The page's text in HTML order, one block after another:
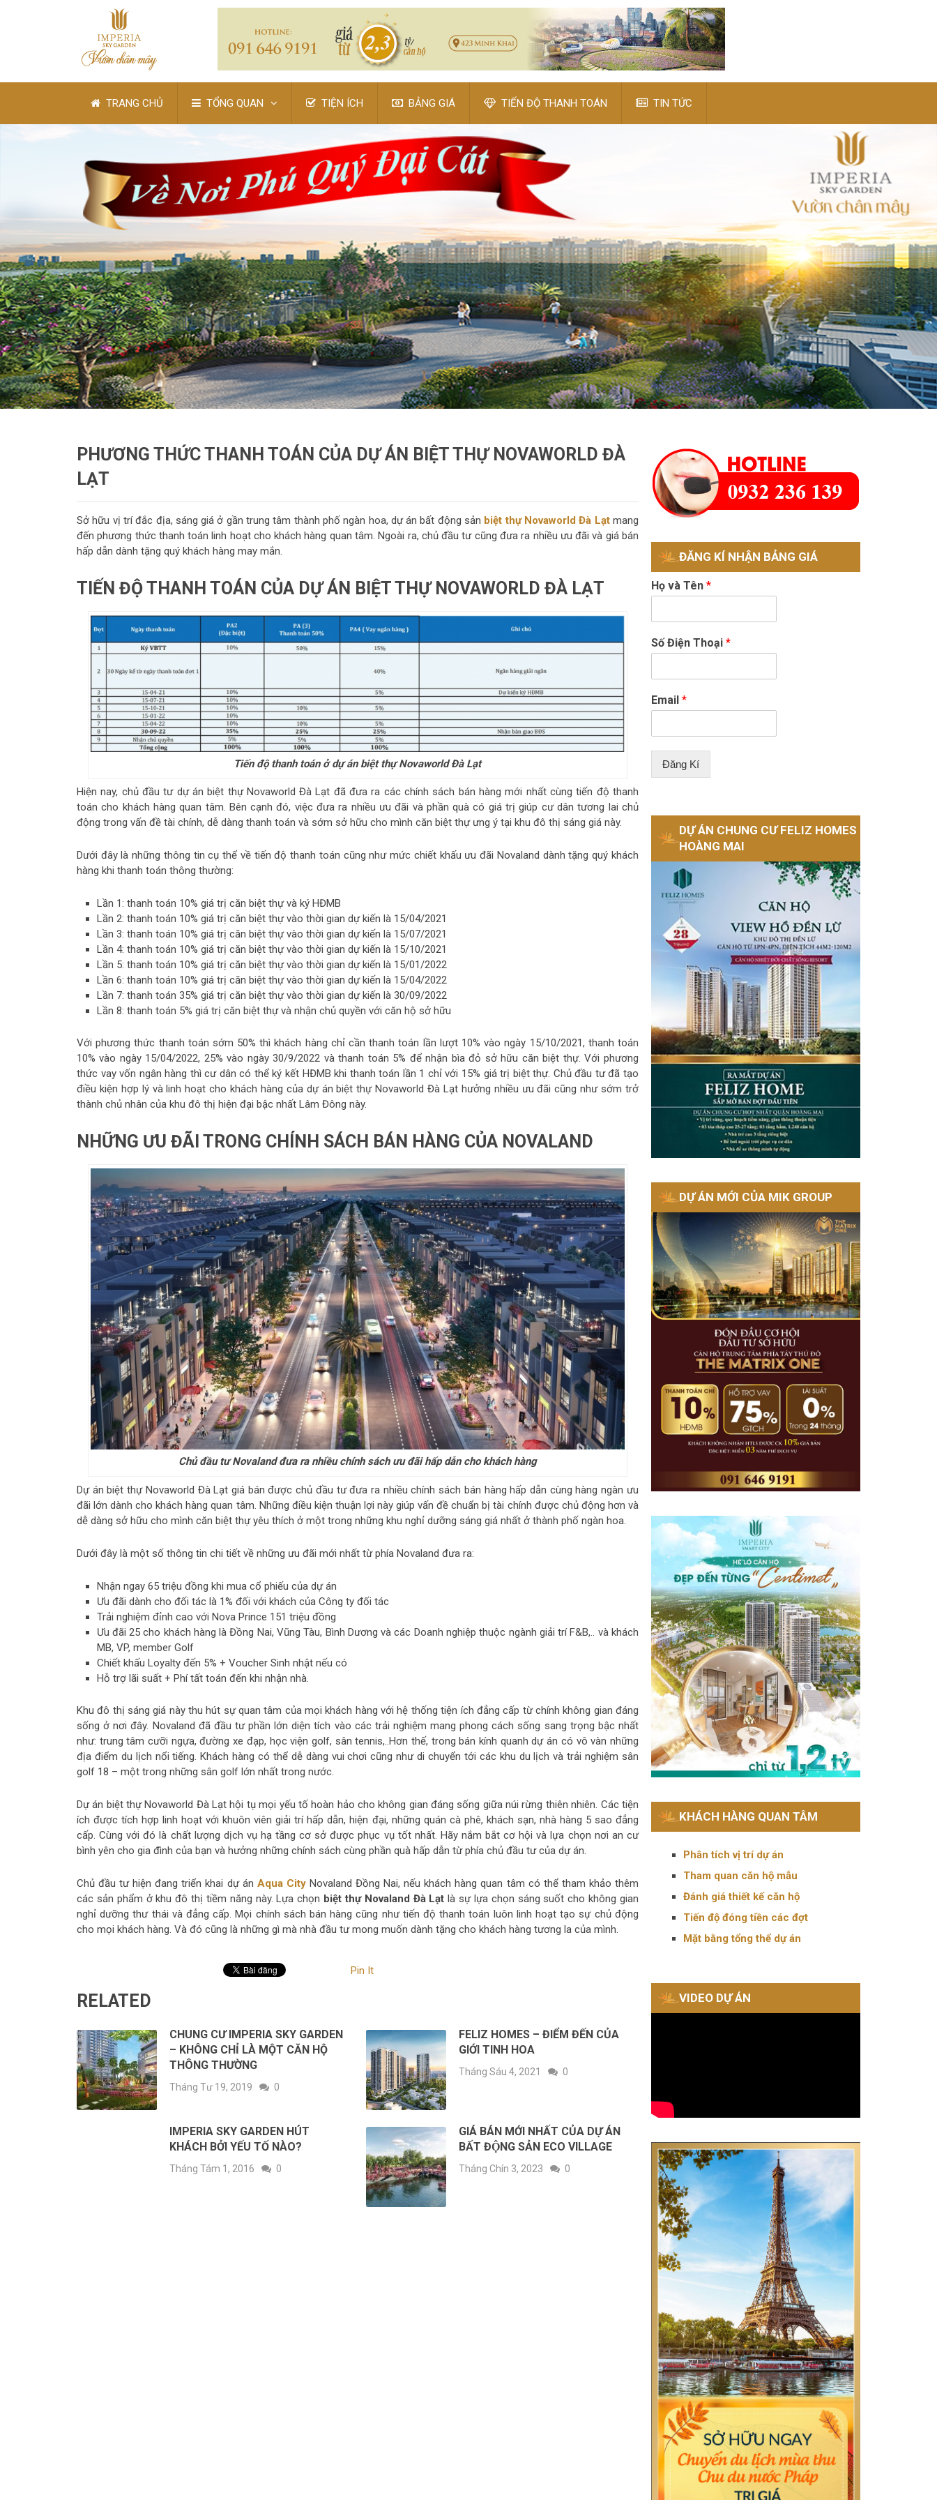
TRANG CHỦ TỔNG QUAN TIỆN ÍCH BẢNG GIÁ TIẾN ĐỘ THANH TOÁN TIN TỨC
PHƯƠNG THỨC THANH TOÁN CỦA DỰ ÁN BIỆT THỰ NOVAWORLD ĐÀ
LẠT
Sở hữu vị trí đắc địa, sáng giá ở gần trung tâm thành phố ngàn hoa, dự án bất động sản biệt thự Novaworld Đà Lạtmang
đến phương thức thanh toán linh hoạt cho khách hàng quan tâm. Ngoài ra, chủ đầu tư cũng đưa ra nhiều ưu đãi và giá bán
hấp dẫn dành tặng quý khách hàng may mắn.
TIẾN ĐỘ THANH TOÁN CỦA DỰ ÁN BIỆT THỰ NOVAWORLD ĐÀ LẠT
Tiến độ thanh toán ở dự án biệt thự Novaworld Đà Lạt
Hiện nay, chủ đầu tư dự án biệt thự Novaworld Đà Lạt đã đưa ra các chính sách bán hàng mới nhất cùng tiến độ thanh
toán cho khách hàng quan tâm. Bên cạnh đó, việc đưa ra nhiều ưu đãi và phần quà có giá trị giúp cư dân tương lai chủ
động trong vấn đề tài chính, dễ dàng thanh toán và sớm sở hữu cho mình căn biệt thự ưng ý tại khu đô thị sáng giá này.
Dưới đây là những thông tin cụ thể về tiến độ thanh toán cũng như mức chiết khấu ưu đãi Novaland dành tặng quý khách
hàng khi thanh toán thông thường:
Lần 1: thanh toán 10% giá trị căn biệt thự và ký HĐMB
Lần 2: thanh toán 10% giá trị căn biệt thự vào thời gian dự kiến là 15/04/2021
Lần 3: thanh toán 10% giá trị căn biệt thự vào thời gian dự kiến là 15/07/2021
Lần 4: thanh toán 10% giá trị căn biệt thự vào thời gian dự kiến là 15/10/2021
Lần 5: thanh toán 10% giá trị căn biệt thự vào thời gian dự kiến là 15/01/2022
Lần 6: thanh toán 10% giá trị căn biệt thự vào thời gian dự kiến là 15/04/2022
Lần 7: thanh toán 35% giá trị căn biệt thự vào thời gian dự kiến là 30/09/2022
Lần 8: thanh toán 5% giá trị căn biệt thự và nhận chủ quyền với căn hộ sở hữu
Với phương thức thanh toán sớm 50% thì khách hàng chỉ cần thanh toán lần lượt 10% vào ngày 15/10/2021, thanh toán
10% vào ngày 15/04/2022, 25% vào ngày 30/9/2022 và thanh toán 5% để nhận bìa đỏ sở hữu căn biệt thự. Với phương
thức vay vốn ngân hàng thì cư dân có thể ký kết HĐMB khi thanh toán lần 1 chỉ với 15% giá trị biệt thự. Chủ đầu tư đã tạo
điều kiện hợp lý và linh hoạt cho khách hàng của dự án biệt thự Novaworld Đà Lạt hưởng nhiều ưu đãi cũng như sớm trở
thành chủ nhân của khu đô thị hiện đại bậc nhất Lâm Đông này.
NHỮNG ƯU ĐÃI TRONG CHÍNH SÁCH BÁN HÀNG CỦA NOVALAND
Chủ đầu tư Novaland đưa ra nhiều chính sách ưu đãi hấp dẫn cho khách hàng
Dự án biệt thự Novaworld Đà Lạt giá bán được chủ đầu tư đưa ra nhiều chính sách bán hàng hấp dẫn cùng hàng ngàn ưu
đãi lớn dành cho khách hàng quan tâm. Những điều kiện thuận lợi này giúp vấn đề chuẩn bị tài chính được chủ động hơn và
dễ dàng sở hữu cho mình căn biệt thự yêu thích ở một trong những khu nghỉ dưỡng sáng giá nhất ở thành phố ngàn hoa.
Dưới đây là một số thông tin chi tiết về những ưu đãi mới nhất từ phía Novaland đưa ra:
Nhận ngay 65 triệu đồng khi mua cổ phiếu của dự án
Ưu đãi dành cho đối tác là 1% đối với khách của Công ty đối tác
Trải nghiệm đỉnh cao với Nova Prince 151 triệu đồng
Ưu đãi 25 cho khách hàng là Đồng Nai, Vũng Tàu, Bình Dương và các Doanh nghiệp thuộc ngành giải trí F&B,.. và khách
MB, VP, member Golf
Chiết khấu Loyalty đến 5% + Voucher Sinh nhật nếu có
Hỗ trợ lãi suất + Phí tất toán đến khi nhận nhà.
Khu đô thị sáng giá này thu hút sự quan tâm của mọi khách hàng với hệ thống tiện ích đẳng cấp từ chính không gian đáng
sống ở nơi đây. Novaland đã đầu tư phần lớn diện tích vào các trải nghiệm mang phong cách sống sang trọng bậc nhất
như: trung tâm cưỡi ngựa, đường xe đạp, học viện golf, sân tennis,..Hơn thế, trong bán kính quanh dự án có vô vàn những
địa điểm du lịch nổi tiếng. Khách hàng có thể dễ dàng vui chơi cũng như di chuyển tới các khu du lịch và trải nghiệm sân
golf 18 – một trong những sân golf lớn nhất trong nước.
Dự án biệt thự Novaworld Đà Lạt hội tụ mọi yếu tố hoàn hảo cho không gian đáng sống giữa núi rừng thiên nhiên. Các tiện
ích được tích hợp linh hoạt với khuôn viên giải trí hấp dẫn, hiện đại, những quán cà phê, khách sạn, nhà hàng 5 sao đẳng
cấp. Cùng với đó là chất lượng dịch vụ hạ tầng cơ sở được phục vụ tốt nhất. Hãy nắm bắt cơ hội và lựa chọn nơi an cư
bình yên cho gia đình của bạn và hưởng những chính sách cùng phần quà hấp dẫn từ phía chủ đầu tư của dự án.
Chủ đầu tư hiện đang triển khai dự án Aqua CityNovaland Đồng Nai, nếu khách hàng quan tâm có thể tham khảo thêm
các sản phẩm ở khu đô thị tiềm năng này. Lựa chọn biệt thự Novaland Đà Lạtlà sự lựa chọn sáng suốt cho không gian
nghỉ dưỡng thư thái và đẳng cấp. Mọi chính sách bán hàng cũng như tiến độ thanh toán luôn linh hoạt tạo sự chủ động
cho mọi khách hàng. Và đó cũng là những gì mà nhà đầu tư mong muốn dành tặng cho khách hàng tương la của mình.
Pin It
RELATED
CHUNG CƯ IMPERIA SKY GARDEN
– KHÔNG CHỈ LÀ MỘT CĂN HỘ
THÔNG THƯỜNG
Tháng Tư 19, 2019 0
FELIZ HOMES – ĐIỂM ĐẾN CỦA
GIỚI TINH HOA
Tháng Sáu 4, 2021 0
IMPERIA SKY GARDEN HÚT
KHÁCH BỞI YẾU TỐ NÀO?
Tháng Tám 1, 2016 0
GIÁ BÁN MỚI NHẤT CỦA DỰ ÁN
BẤT ĐỘNG SẢN ECO VILLAGE
Tháng Chín 3, 2023 0
ĐĂNG KÍ NHẬN BẢNG GIÁ
Họ và Tên *
Số Điện Thoại *
Email *
Đăng Kí
DỰ ÁN CHUNG CƯ FELIZ HOMES
HOÀNG MAI
DỰ ÁN MỚI CỦA MIK GROUP
KHÁCH HÀNG QUAN TÂM
Phân tích vị trí dự án
Tham quan căn hộ mẫu
Đánh giá thiết kế căn hộ
Tiến độ đóng tiền các đợt
Mặt bằng tổng thể dự án
VIDEO DỰ ÁN